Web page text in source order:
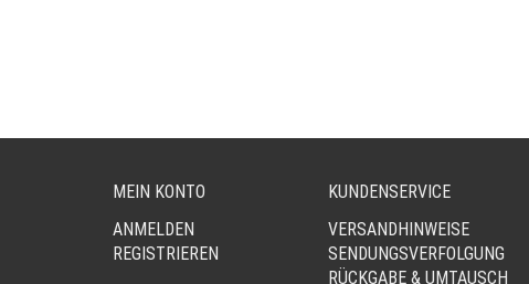
MEIN KONTO
ANMELDEN
REGISTRIEREN
KUNDENSERVICE
VERSANDHINWEISE
SENDUNGSVERFOLGUNG
RÜCKGABE & UMTAUSCH